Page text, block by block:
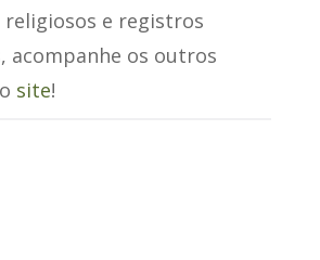
e registros
acompanhe os outros
site!